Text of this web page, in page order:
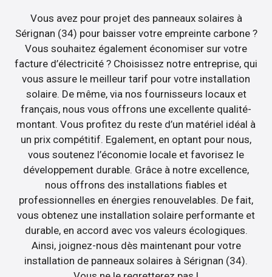
Vous avez pour projet des panneaux solaires à
Sérignan (34) pour baisser votre empreinte carbone ?
Vous souhaitez également économiser sur votre
facture d’électricité ? Choisissez notre entreprise, qui
vous assure le meilleur tarif pour votre installation
solaire. De même, via nos fournisseurs locaux et
français, nous vous offrons une excellente qualité-
montant. Vous profitez du reste d’un matériel idéal à
un prix compétitif. Egalement, en optant pour nous,
vous soutenez l’économie locale et favorisez le
développement durable. Grâce à notre excellence,
nous offrons des installations fiables et
professionnelles en énergies renouvelables. De fait,
vous obtenez une installation solaire performante et
durable, en accord avec vos valeurs écologiques.
Ainsi, joignez-nous dès maintenant pour votre
installation de panneaux solaires à Sérignan (34).